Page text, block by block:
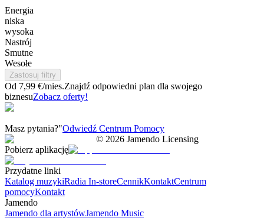
Energia
niska
wysoka
Nastrój
Smutne
Wesołe
Zastosuj filtry
Od 7,99 €/mies.Znajdź odpowiedni plan dla swojego
biznesuZobacz oferty!
Masz pytania?"Odwiedź Centrum Pomocy
© 2026 Jamendo Licensing
Pobierz aplikację
Przydatne linki
Katalog muzykiRadia In-storeCennikKontaktCentrum
pomocyKontakt
Jamendo
Jamendo dla artystówJamendo Music